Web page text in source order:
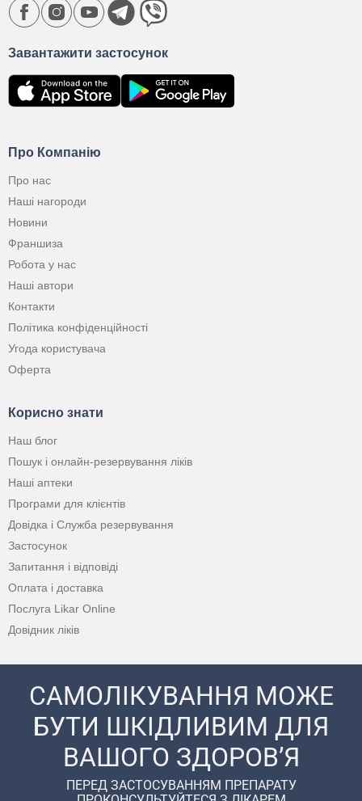
Про Компанію
Про нас
Наші нагороди
Новини
Франшиза
Робота у нас
Наші автори
Контакти
Політика конфіденційності
Угода користувача
Оферта
Корисно знати
Наш блог
Пошук і онлайн-резервування ліків
Наші аптеки
Програми для клієнтів
Довідка і Служба резервування
Застосунок
Запитання і відповіді
Оплата і доставка
Послуга Likar Online
Довідник ліків
Завантажити застосунок
САМОЛІКУВАННЯ МОЖЕ
БУТИ ШКІДЛИВИМ ДЛЯ
ВАШОГО ЗДОРОВ’Я
ПЕРЕД ЗАСТОСУВАННЯМ ПРЕПАРАТУ